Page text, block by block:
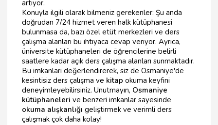
artıyor.
Konuyla ilgili olarak bilmeniz gerekenler: Şu anda
doğrudan 7/24 hizmet veren halk kütüphanesi
bulunmasa da, bazı özel etüt merkezleri ve ders
çalışma alanları bu ihtiyaca cevap veriyor. Ayrıca,
üniversite kütüphaneleri de öğrencilerine belirli
saatlere kadar açık ders çalışma alanları sunmaktadır.
Bu imkanları değerlendirerek, siz de Osmaniye'de
kesintisiz ders çalışma ve kitap okuma keyfini
deneyimleyebilirsiniz. Unutmayın, Osmaniye
kütüphaneleri ve benzeri imkanlar sayesinde
okuma alışkanlığı geliştirmek ve verimli ders
çalışmak çok daha kolay!